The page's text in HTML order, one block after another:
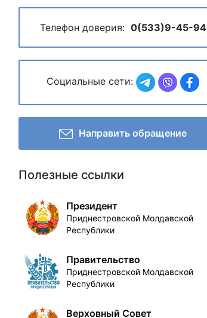
Телефон доверия: 0(533)9-45-94
Социальные сети:
Направить обращение
Полезные ссылки
Президент
Приднестровской Молдавской
Республики
Правительство
Приднестровской Молдавской
Республики
Верховный Совет